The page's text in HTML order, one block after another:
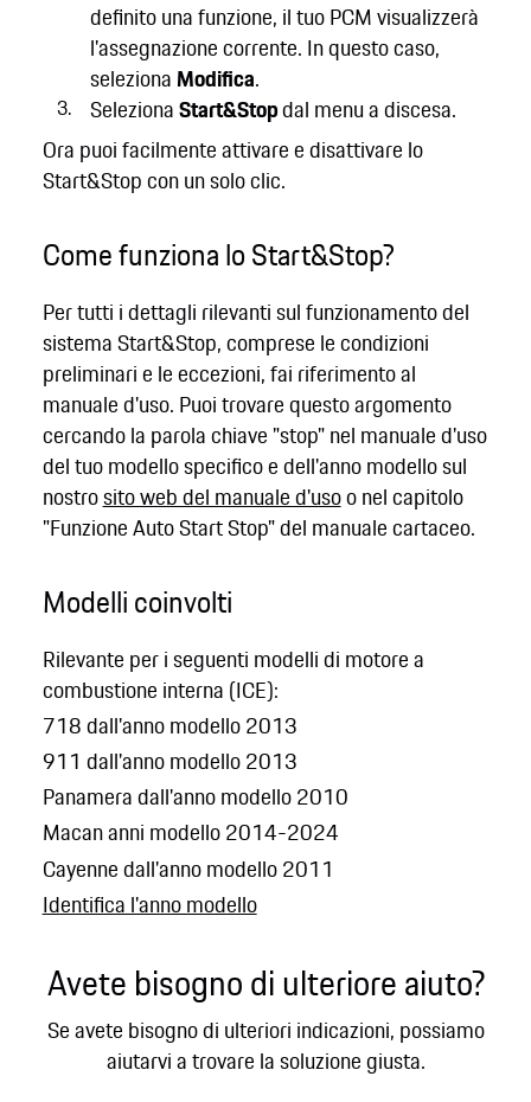
definito una funzione, il tuo PCM visualizzerà
l'assegnazione corrente. In questo caso,
seleziona Modifica.
SelezionaStart&Stopdal menu a discesa.
Ora puoi facilmente attivare e disattivare lo
Start&Stop con un solo clic.
Come funziona lo Start&Stop?
Per tutti i dettagli rilevanti sul funzionamento del
sistema Start&Stop, comprese le condizioni
preliminari e le eccezioni, fai riferimento al
manuale d'uso. Puoi trovare questo argomento
cercando la parola chiave "stop" nel manuale d'uso
del tuo modello specifico e dell'anno modello sul
nostrosito web del manuale d'usoo nel capitolo
"Funzione Auto Start Stop" del manuale cartaceo.
Modelli coinvolti
Rilevante per i seguenti modelli di motore a
combustione interna (ICE):
718 dall'anno modello 2013
911 dall'anno modello 2013
Panamera dall'anno modello 2010
Macan anni modello 2014-2024
Cayenne dall'anno modello 2011
Identifica l'anno modello
Avete bisogno di ulteriore aiuto?
Se avete bisogno di ulteriori indicazioni, possiamo
aiutarvi a trovare la soluzione giusta.